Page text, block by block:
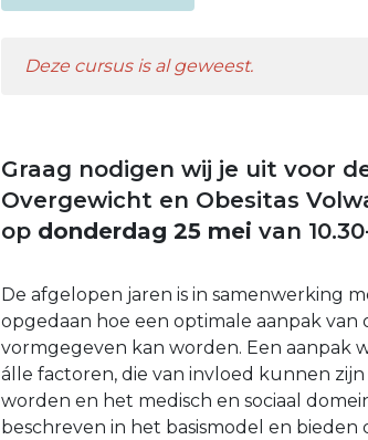
Deze cursus is al geweest.
Graag nodigen wij je uit voor
Overgewicht en Obesitas
op donderdag 25 mei van
De afgelopen jaren is in samenwerking
opgedaan hoe een optimale aanpak van
vormgegeven kan worden. Een aanpak
álle factoren, die van invloed kunnen
worden en het medisch en sociaal
beschreven in het basismodel en